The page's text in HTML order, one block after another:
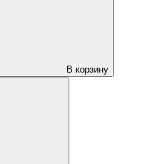
В корзину